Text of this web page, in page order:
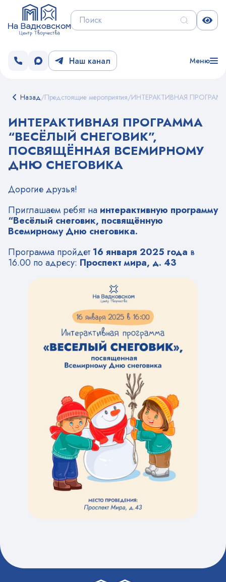
Наш канал Меню
Назад/Предстоящие мероприятия/ИНТЕРАКТИВНАЯ
ИНТЕРАКТИВНАЯ ПРОГРАММА
“ВЕСЁЛЫЙ СНЕГОВИК”,
ПОСВЯЩЁННАЯ ВСЕМИРНОМУ
ДНЮ СНЕГОВИКА
Дорогие друзья!
Приглашаем ребят на интерактивную программу
“Весёлый снеговик, посвящённую
Всемирному Дню снеговика.
Программа пройдет 16 января 2025 года в
16.00 по адресу: Проспект мира, д. 43